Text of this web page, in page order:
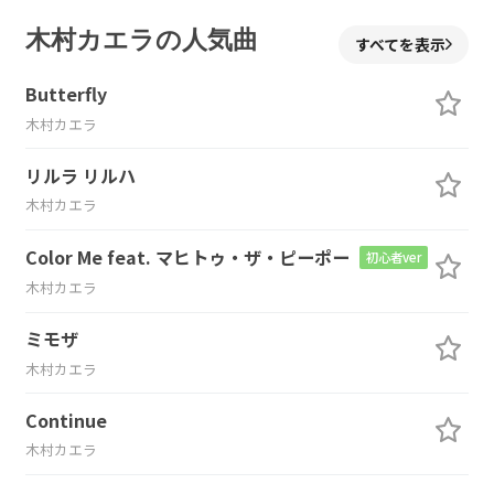
木村カエラの人気曲 すべてを表示
Butterfly
木村カエラ
リルラ リルハ
木村カエラ
Color Me feat. マヒトゥ・ザ・ピーポー 初心者ver
木村カエラ
ミモザ
木村カエラ
Continue
木村カエラ